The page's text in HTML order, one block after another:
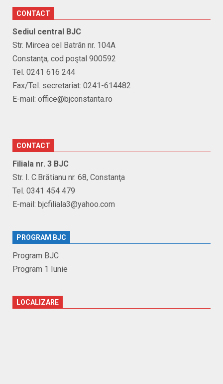
CONTACT
Sediul central BJC
Str. Mircea cel Batrân nr. 104A
Constanţa, cod poştal 900592
Tel. 0241 616 244
Fax/Tel. secretariat: 0241-614482
E-mail: office@bjconstanta.ro
CONTACT
Filiala nr. 3 BJC
Str. I. C.Brătianu nr. 68, Constanţa
Tel. 0341 454 479
E-mail: bjcfiliala3@yahoo.com
PROGRAM BJC
Program BJC
Program 1 Iunie
LOCALIZARE